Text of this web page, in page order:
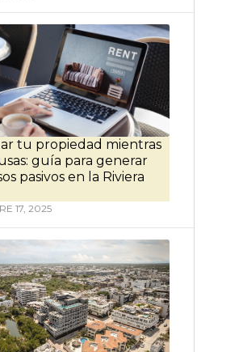
tu propiedad mientras
guía para generar
pasivos en la Riviera
17, 2025